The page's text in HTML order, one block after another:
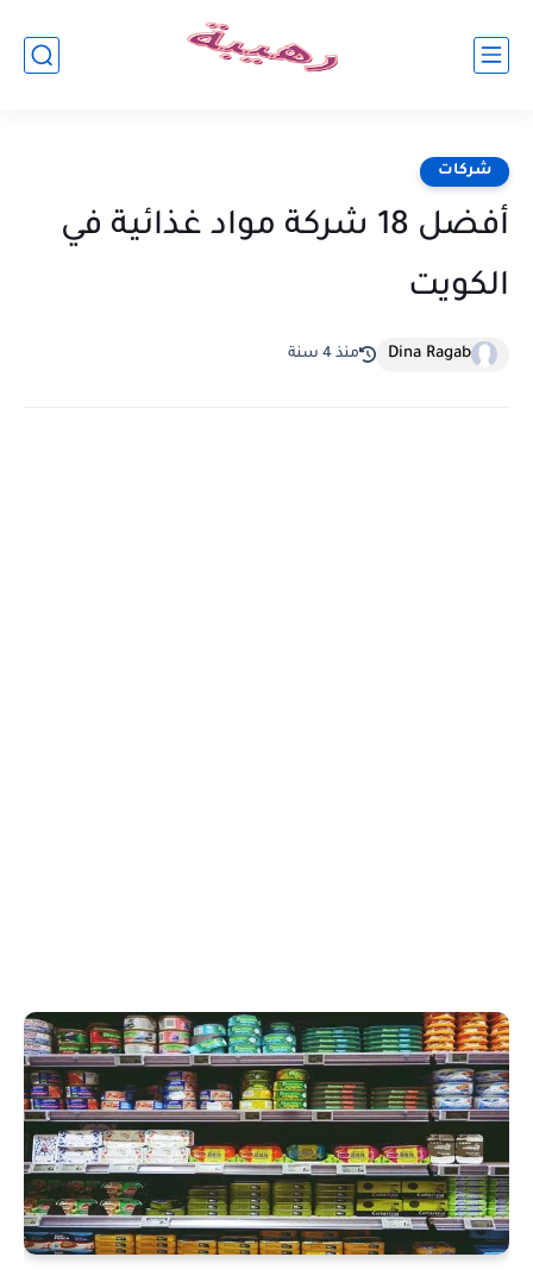
شركات
أفضل 18 شركة مواد غذائية في
الكويت
Dina Ragab منذ 4 سنة